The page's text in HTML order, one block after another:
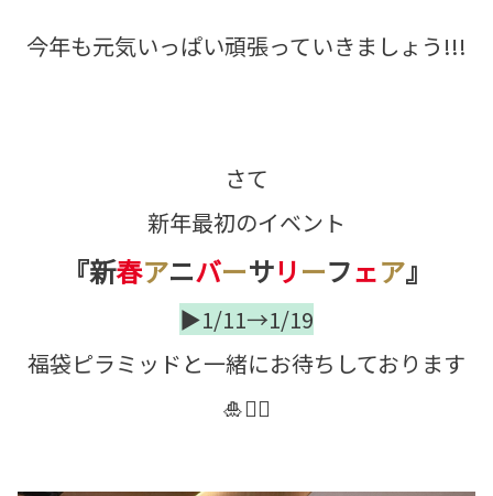
今年も元気いっぱい頑張っていきましょう!!!
さて
新年最初のイベント
『新春アニバーサリーフェア』
▶1/11→1/19
福袋ピラミッドと一緒にお待ちしております
🎍✌🏼